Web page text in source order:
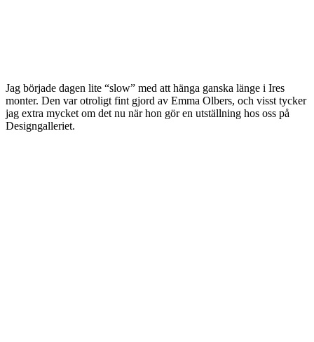
Jag började dagen lite “slow” med att hänga ganska länge i Ires
monter. Den var otroligt fint gjord av Emma Olbers, och visst tycker
jag extra mycket om det nu när hon gör en utställning hos oss på
Designgalleriet.